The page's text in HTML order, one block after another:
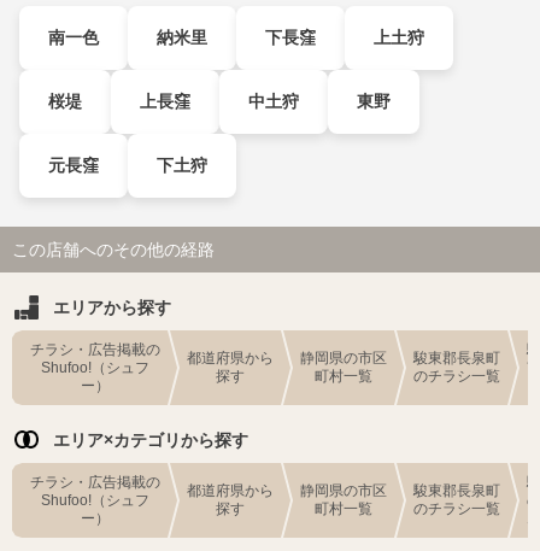
南一色 納米里 下長窪 上土狩
桜堤 上長窪 中土狩 東野
元長窪 下土狩
この店舗へのその他の経路
エリアから探す
チラシ・広告掲載の
Shufoo!（シュフ
ー）
都道府県から
探す
静岡県の市区
町村一覧
駿東郡長泉町
のチラシ一覧
エリア×カテゴリから探す
チラシ・広告掲載の
Shufoo!（シュフ
ー）
都道府県から
探す
静岡県の市区
町村一覧
駿東郡長泉町
のチラシ一覧